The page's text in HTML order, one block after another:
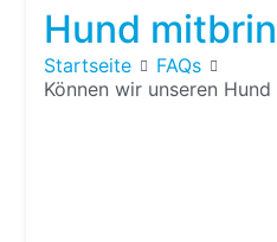
Hund
Startseite
FAQs
Können wir unseren